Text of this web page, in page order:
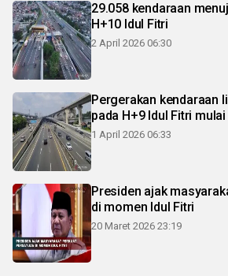
29.058 kendaraan
H+10 Idul Fitri
2 April 2026 06:30
Pergerakan kendaraan
pada H+9 Idul Fitri
1 April 2026 06:33
Presiden ajak
di momen Idul Fitri
20 Maret 2026 23:19